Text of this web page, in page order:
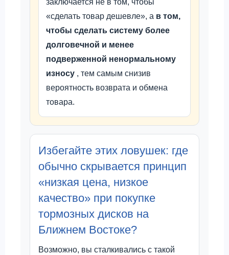
заключается не в том, чтобы
«сделать товар дешевле», а в том,
чтобы сделать систему более
долговечной и менее
подверженной ненормальному
износу , тем самым снизив
вероятность возврата и обмена
товара.
Избегайте этих ловушек: где
обычно скрывается принцип
«низкая цена, низкое
качество» при покупке
тормозных дисков на
Ближнем Востоке?
Возможно, вы сталкивались с такой